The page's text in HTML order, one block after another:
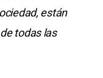
están
todas las